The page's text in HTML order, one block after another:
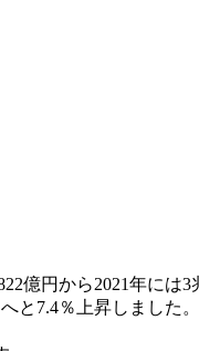
億円から2021年には
と7.4％上昇しました。